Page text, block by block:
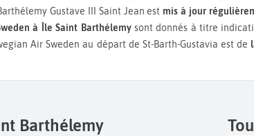
Gustave III Saint Jean est mis à jour
à Île Saint Barthélemysont donnés à titre
Air Sweden au départ de St-Barth-Gustavia est de
Barthélemy